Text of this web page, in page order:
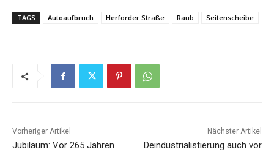
TAGS Autoaufbruch Herforder Straße Raub Seitenscheibe
Vorheriger Artikel
Jubiläum: Vor 265 Jahren
Nächster Artikel
Deindustrialistierung auch vor